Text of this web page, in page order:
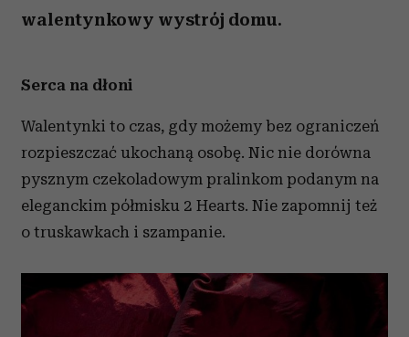
walentynkowy wystrój domu.
Serca na dłoni
Walentynki to czas, gdy możemy bez ograniczeń
rozpieszczać ukochaną osobę. Nic nie dorówna
pysznym czekoladowym pralinkom podanym na
eleganckim półmisku 2 Hearts. Nie zapomnij też
o truskawkach i szampanie.